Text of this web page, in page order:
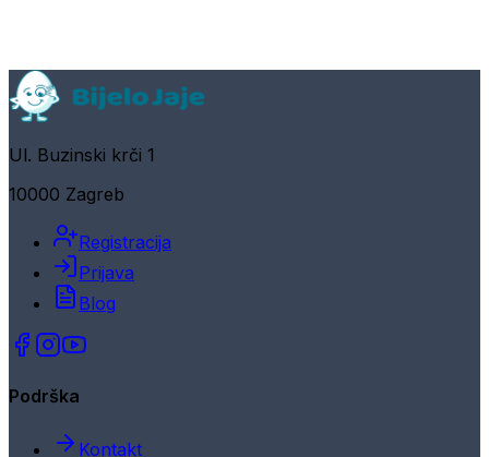
Ul. Buzinski krči 1
10000 Zagreb
Registracija
Prijava
Blog
Podrška
Kontakt